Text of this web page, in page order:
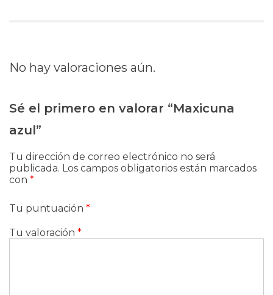
No hay valoraciones aún.
Sé el primero en valorar “Maxicuna
azul”
Tu dirección de correo electrónico no será
publicada. Los campos obligatorios están marcados
con *
Tu puntuación *
Tu valoración *